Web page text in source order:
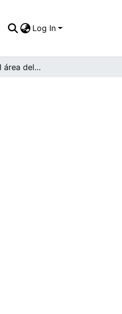
Log In
Panorámica del área del Ingenio Riopaila